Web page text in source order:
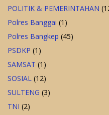
POLITIK & PEMERINTAHAN
Polres Banggai (1)
Polres Bangkep (45)
PSDKP (1)
SAMSAT (1)
SOSIAL (12)
SULTENG (3)
TNI (2)